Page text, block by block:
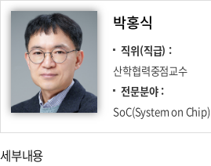
박홍식
직위(직급)
산학협력중점교수
전문분야
SoC(System on Chip)
세부내용